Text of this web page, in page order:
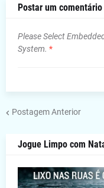
Postar um comentário
Please Select
System. *
Postagem Anterior
Jogue Limpo com